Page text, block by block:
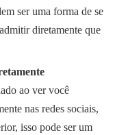
ser uma forma de se
diretamente que
ao ver você
nas redes sociais,
isso pode ser um